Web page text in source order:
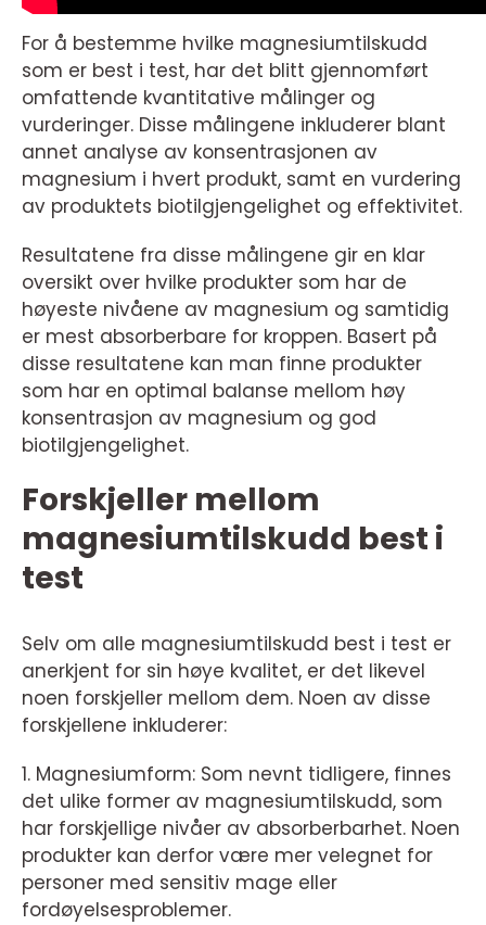
For å bestemme hvilke magnesiumtilskudd
som er best i test, har det blitt gjennomført
omfattende kvantitative målinger og
vurderinger. Disse målingene inkluderer blant
annet analyse av konsentrasjonen av
magnesium i hvert produkt, samt en vurdering
av produktets biotilgjengelighet og effektivitet.
Resultatene fra disse målingene gir en klar
oversikt over hvilke produkter som har de
høyeste nivåene av magnesium og samtidig
er mest absorberbare for kroppen. Basert på
disse resultatene kan man finne produkter
som har en optimal balanse mellom høy
konsentrasjon av magnesium og god
biotilgjengelighet.
Forskjeller mellom
magnesiumtilskudd best i
test
Selv om alle magnesiumtilskudd best i test er
anerkjent for sin høye kvalitet, er det likevel
noen forskjeller mellom dem. Noen av disse
forskjellene inkluderer:
1. Magnesiumform: Som nevnt tidligere, finnes
det ulike former av magnesiumtilskudd, som
har forskjellige nivåer av absorberbarhet. Noen
produkter kan derfor være mer velegnet for
personer med sensitiv mage eller
fordøyelsesproblemer.